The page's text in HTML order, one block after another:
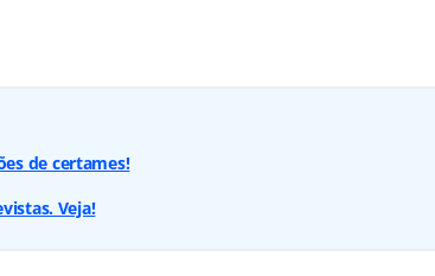
de certames!
Veja!